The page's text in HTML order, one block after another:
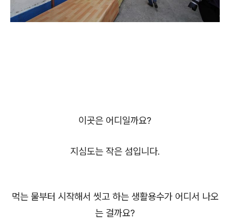
이곳은 어디일까요?
지심도는 작은 섬입니다.
먹는 물부터 시작해서 씻고 하는 생활용수가 어디서 나오
는 걸까요?